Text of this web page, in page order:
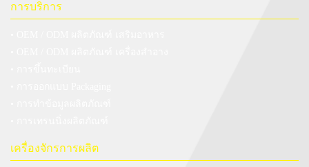
การบริการ
เครื่องจักรการผลิต